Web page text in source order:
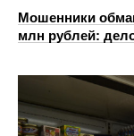
Мошенники
млн рублей: